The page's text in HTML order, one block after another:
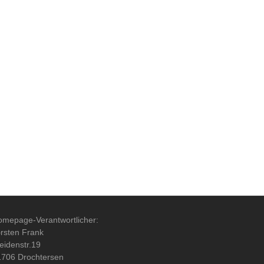
Verantwortlicher:
Frank
Drochtersen